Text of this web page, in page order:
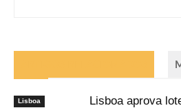
Lisboa
Lisboa aprova